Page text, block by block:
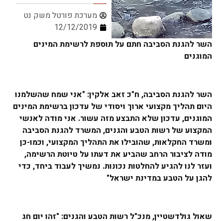
מערכת פורטל משק נט
12/12/2019
השר להגנת הסביבה חתם על תוספת לרשימת המינים
המוגנים
השר להגנת הסביבה, ח"כ זאב אלקין: "אני שמח שהשלמנו
היום תהליך מקצועי ארוך ויסודי של עדכון ברשימת המינים
המוגנים, עדכון שלא התבצע מזה עשור. אני מודה לאנשי
המקצוע של רשות הטבע והגנים, המשרד להגנת הסביבה
ומשרד החקלאות, שהובילו את התהליך המקצועי, וכמו-כן
מודה לציבור הרחב שהביע את דעתו על טיוטת הרשימה,
ועזר לנו להגיע להחלטות נכונות. נמשיך לעבוד ביחד, כדי
להגן על הטבע במדינת ישראל"
שאול גולדשטיין, מנכ"ל רשות הטבע והגנים: "זהו יום חג